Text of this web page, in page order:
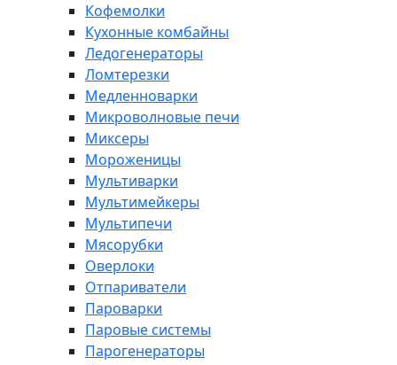
Кофемолки
Кухонные комбайны
Ледогенераторы
Ломтерезки
Медленноварки
Микроволновые печи
Миксеры
Мороженицы
Мультиварки
Мультимейкеры
Мультипечи
Мясорубки
Оверлоки
Отпариватели
Пароварки
Паровые системы
Парогенераторы